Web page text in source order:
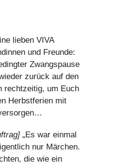
lieben VIVA
und Freunde:
Zwangspause
zurück auf den
rechtzeitig, um Euch
Herbstferien mit
„Es war einmal
nur Märchen.
die wie ein